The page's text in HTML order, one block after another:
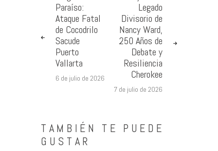
Paraíso:
Ataque Fatal
de Cocodrilo
Sacude
Puerto
Vallarta
6 de julio de 2026
Legado
Divisorio de
Nancy Ward,
250 Años de
Debate y
Resiliencia
Cherokee
7 de julio de 2026
TAMBIÉN TE PUEDE
GUSTAR